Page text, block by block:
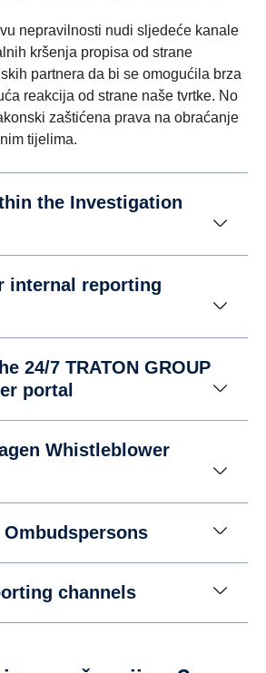
nepravilnosti nudi sljedeće kanale
kršenja propisa od strane
partnera da bi se omogućila brza
reakcija od strane naše tvrtke. No
zaštićena prava na obraćanje
tijelima.
the Investigation
internal reporting
24/7 TRATON GROUP
portal
Whistleblower
channels